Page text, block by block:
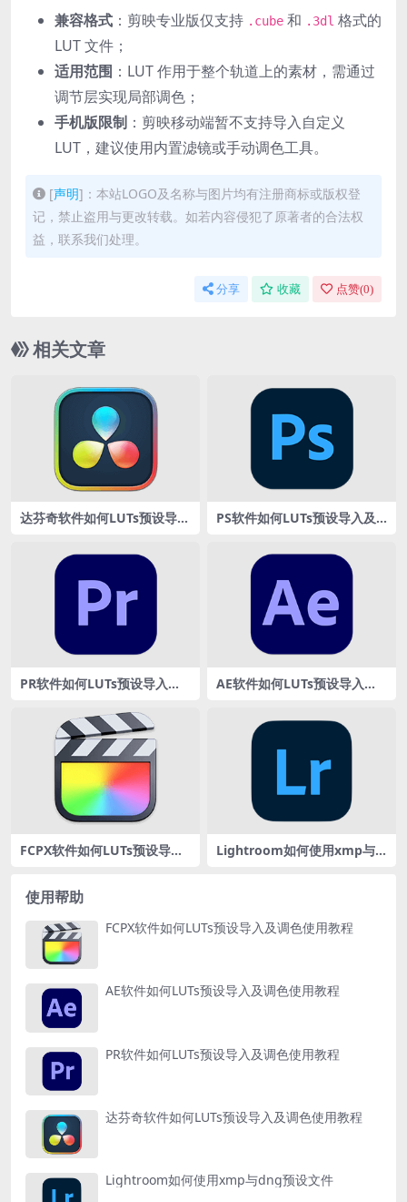
兼容格式 ‌：剪映专业版仅支持 .cube 和 .3dl 格式的
LUT 文件；
适用范围 ‌：LUT 作用于整个轨道上的素材，需通过
调节层实现局部调色；
手机版限制 ‌：剪映移动端暂不支持导入自定义
LUT，建议使用内置滤镜或手动调色工具。
[声明]：本站LOGO及名称与图片均有注册商标或版权登
记，禁止盗用与更改转载。如若内容侵犯了原著者的合法权
益，联系我们处理。
分享 收藏 点赞(0)
相关文章
达芬奇软件如何LUTs预设导入
PS软件如何LUTs预设导入及
PR软件如何LUTs预设导入及
AE软件如何LUTs预设导入及
FCPX软件如何LUTs预设导入
Lightroom如何使用xmp与d
使用帮助
FCPX软件如何LUTs预设导入及调色使用教程
AE软件如何LUTs预设导入及调色使用教程
PR软件如何LUTs预设导入及调色使用教程
达芬奇软件如何LUTs预设导入及调色使用教程
Lightroom如何使用xmp与dng预设文件